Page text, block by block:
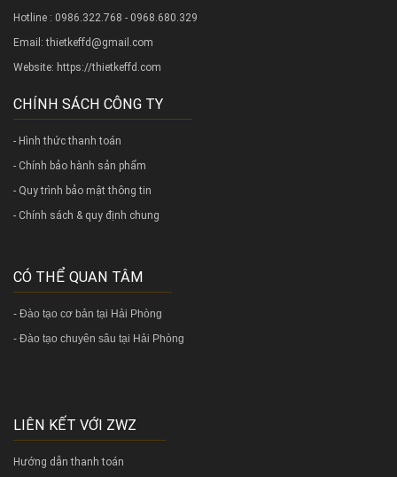
Hotline : 0986.322.768 - 0968.680.329
Email: thietkeffd@gmail.com
Website: https://thietkeffd.com
CHÍNH SÁCH CÔNG TY
- Hình thức thanh toán
- Chính bảo hành sản phẩm
- Quy trình bảo mật thông tin
- Chính sách & quy định chung
CÓ THỂ QUAN TÂM
- Đào tạo cơ bản tại Hải Phòng
- Đào tạo chuyên sâu tại Hải Phòng
LIÊN KẾT VỚI ZWZ
Hướng dẫn thanh toán